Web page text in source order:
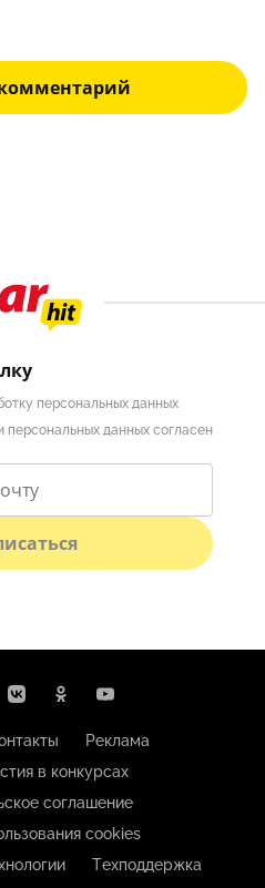
персональных данных
персональных данных согласен
Реклама
в конкурсах
соглашение
cookies
Техподдержка